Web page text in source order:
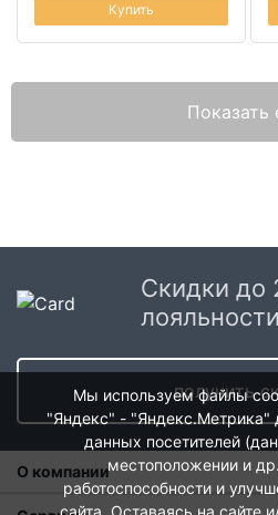
Купить
Показать
Скидки до
получить
О компании
О нас
Мы используем файлы
"Яндекс" - "Яндекс.Метрика"
данных посетителей
местоположении и
работоспособности и
сайта. Оставаясь на сайте